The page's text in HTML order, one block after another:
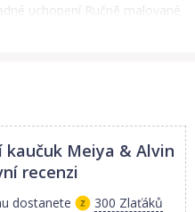
uchopení Ručně malované
Bez BPA, PVC, ftalátů a
se sójovým základem
životní prostředí znamená
tak chráníme pro další
Vyrobené na Srí Lance ve
kaučuk Meiya & Alvin
recenzi
dostanete
300 Zlaťáků